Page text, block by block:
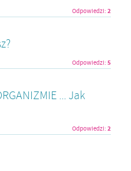
Odpowiedzi: 2
Odpowiedzi: 5
... Jak
Odpowiedzi: 2